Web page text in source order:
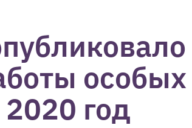
особых
год